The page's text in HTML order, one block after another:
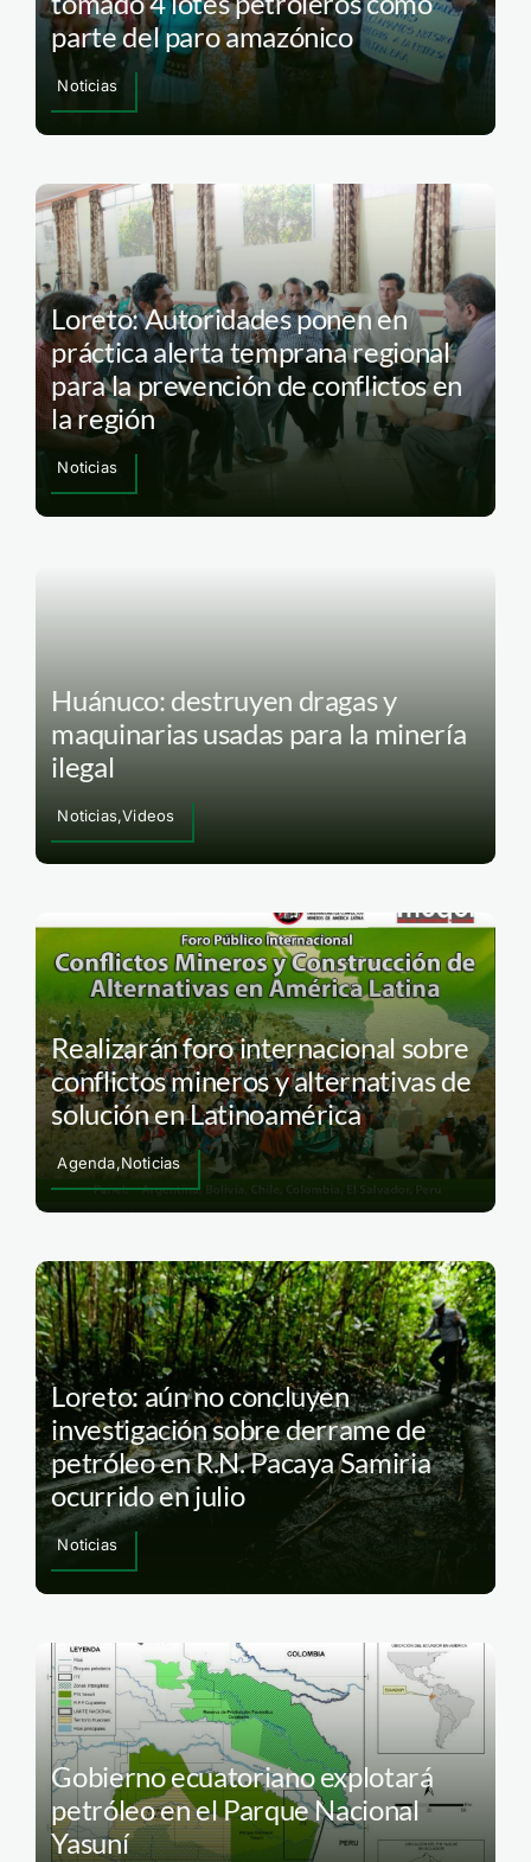
parte del paro amazónico
Noticias
Loreto: Autoridades ponen en
práctica alerta temprana regional
para la prevención de conflictos en
la región
Noticias
Huánuco: destruyen dragas y
maquinarias usadas para la minería
ilegal
Noticias,Videos
Realizarán foro internacional sobre
conflictos mineros y alternativas de
solución en Latinoamérica
Agenda,Noticias
Loreto: aún no concluyen
investigación sobre derrame de
petróleo en R.N. Pacaya Samiria
ocurrido en julio
Noticias
Gobierno ecuatoriano explotará
petróleo en el Parque Nacional
Yasuní